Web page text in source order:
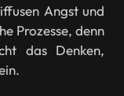
Angst und
Prozesse, denn
das Denken,